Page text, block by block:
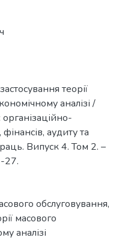
теорії
аналізі /
аудиту та
Випуск 4. Том 2. –
27.
обслуговування,
масового
аналізі